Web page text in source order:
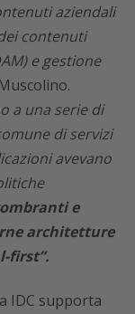
aziendali
contenuti
e gestione
a una serie di
di servizi
avevano
e
architetture
first”.
IDC supporta